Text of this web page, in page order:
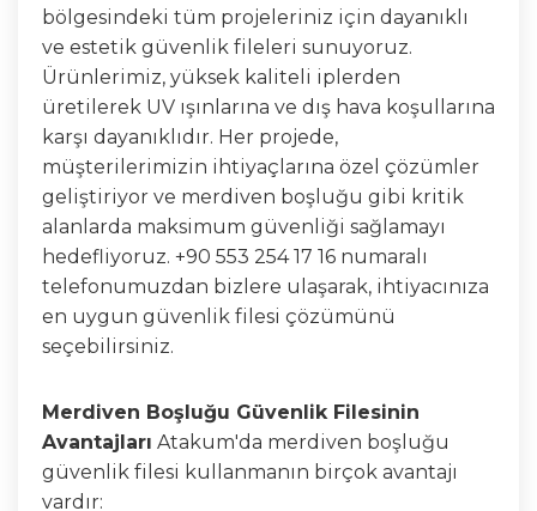
bölgesindeki tüm projeleriniz için dayanıklı
ve estetik güvenlik fileleri sunuyoruz.
Ürünlerimiz, yüksek kaliteli iplerden
üretilerek UV ışınlarına ve dış hava koşullarına
karşı dayanıklıdır. Her projede,
müşterilerimizin ihtiyaçlarına özel çözümler
geliştiriyor ve merdiven boşluğu gibi kritik
alanlarda maksimum güvenliği sağlamayı
hedefliyoruz. +90 553 254 17 16 numaralı
telefonumuzdan bizlere ulaşarak, ihtiyacınıza
en uygun güvenlik filesi çözümünü
seçebilirsiniz.
Merdiven Boşluğu Güvenlik Filesinin
Avantajları Atakum'da merdiven boşluğu
güvenlik filesi kullanmanın birçok avantajı
vardır: